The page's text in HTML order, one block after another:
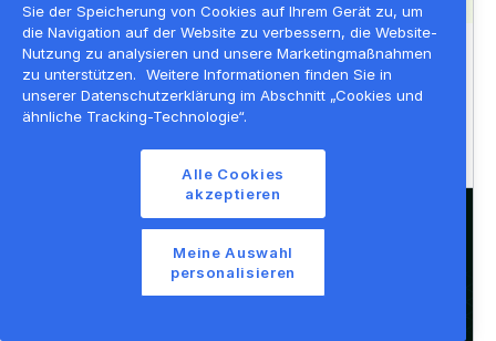
LERNEN
Die 9 besten Datenintegrations-
plattformen des Jahres 2023
Sie der Speicherung von Cookies auf Ihrem Gerät zu, um
die Navigation auf der Website zu verbessern, die Website-
Nutzung zu analysieren und unsere Marketingmaßnahmen
zu unterstützen.
Weitere Informationen finden Sie in
unserer Datenschutzerklärung im Abschnitt „Cookies und
ähnliche Tracking-Technologie“.
Alle Cookies
akzeptieren
Meine Auswahl
personalisieren